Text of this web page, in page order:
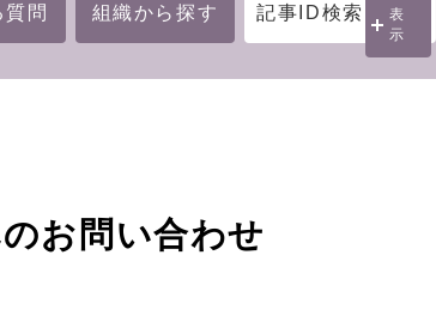
質問 組織から探す 記事ID検索
表
示
お問い合わせ